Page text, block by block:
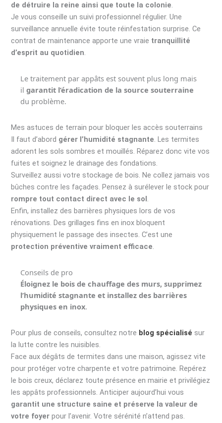
de détruire la reine ainsi que toute la colonie.
Je vous conseille un suivi professionnel régulier. Une
surveillance annuelle évite toute réinfestation surprise. Ce
contrat de maintenance apporte une vraie tranquillité
d’esprit au quotidien.
Le traitement par appâts est souvent plus long mais
il garantit l’éradication de la source souterraine
du problème.
Mes astuces de terrain pour bloquer les accès souterrains
Il faut d’abord gérer l’humidité stagnante. Les termites
adorent les sols sombres et mouillés. Réparez donc vite vos
fuites et soignez le drainage des fondations.
Surveillez aussi votre stockage de bois. Ne collez jamais vos
bûches contre les façades. Pensez à surélever le stock pour
rompre tout contact direct avec le sol.
Enfin, installez des barrières physiques lors de vos
rénovations. Des grillages fins en inox bloquent
physiquement le passage des insectes. C’est une
protection préventive vraiment efficace.
Conseils de pro
Éloignez le bois de chauffage des murs, supprimez
l’humidité stagnante et installez des barrières
physiques en inox.
Pour plus de conseils, consultez notre blog spécialisé sur
la lutte contre les nuisibles.
Face aux dégâts de termites dans une maison, agissez vite
pour protéger votre charpente et votre patrimoine. Repérez
le bois creux, déclarez toute présence en mairie et privilégiez
les appâts professionnels. Anticiper aujourd’hui vous
garantit une structure saine et préserve la valeur de
votre foyer pour l’avenir. Votre sérénité n’attend pas.